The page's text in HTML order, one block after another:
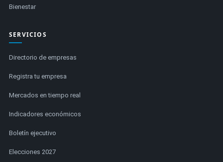
Bienestar
SERVICIOS
Directorio de empresas
Registra tu empresa
Mercados en tiempo real
Indicadores económicos
Boletín ejecutivo
Elecciones 2027